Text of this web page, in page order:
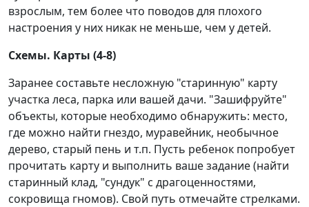
взрослым, тем более что поводов для плохого
настроения у них никак не меньше, чем у детей.
Схемы. Карты (4-8)
Заранее составьте несложную "старинную" карту
участка леса, парка или вашей дачи. "Зашифруйте"
объекты, которые необходимо обнаружить: место,
где можно найти гнездо, муравейник, необычное
дерево, старый пень и т.п. Пусть ребенок попробует
прочитать карту и выполнить ваше задание (найти
старинный клад, "сундук" с драгоценностями,
сокровища гномов). Свой путь отмечайте стрелками.